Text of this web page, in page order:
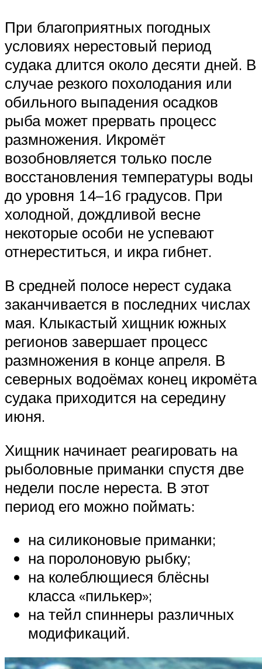
При благоприятных погодных
условиях нерестовый период
судака длится около десяти дней. В
случае резкого похолодания или
обильного выпадения осадков
рыба может прервать процесс
размножения. Икромёт
возобновляется только после
восстановления температуры воды
до уровня 14–16 градусов. При
холодной, дождливой весне
некоторые особи не успевают
отнереститься, и икра гибнет.
В средней полосе нерест судака
заканчивается в последних числах
мая. Клыкастый хищник южных
регионов завершает процесс
размножения в конце апреля. В
северных водоёмах конец икромёта
судака приходится на середину
июня.
Хищник начинает реагировать на
рыболовные приманки спустя две
недели после нереста. В этот
период его можно поймать:
на силиконовые приманки;
на поролоновую рыбку;
на колеблющиеся блёсны
класса «пилькер»;
на тейл спиннеры различных
модификаций.